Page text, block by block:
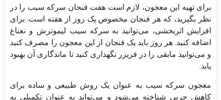
برای تهیه این معجون، لازم است هفت فنجان سرکه سیب را در
نظر بگیرید، که هر فنجان مخصوص یک روز از هفته است. برای
افزایش اثربخشی، می‌توانید به سرکه سیب لیموترش و نعناع
اضافه کنید. هر روز باید یک فنجان از این معجون را مصرف کنید
و می‌توانید مابقی را در فریزر نگهداری کنید تا ماندگاری آن بهبود
یابد.
معجون سرکه سیب به عنوان یک روش طبیعی و ساده برای
کاهش چربی شناخته می‌شود و می‌تواند به عنوان تکمیلی به